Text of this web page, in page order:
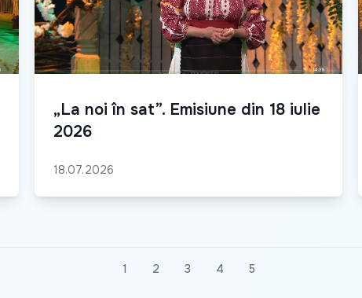
„La noi în sat”. Emisiune din 18 iulie
2026
18.07.2026
1 2 3 4 5